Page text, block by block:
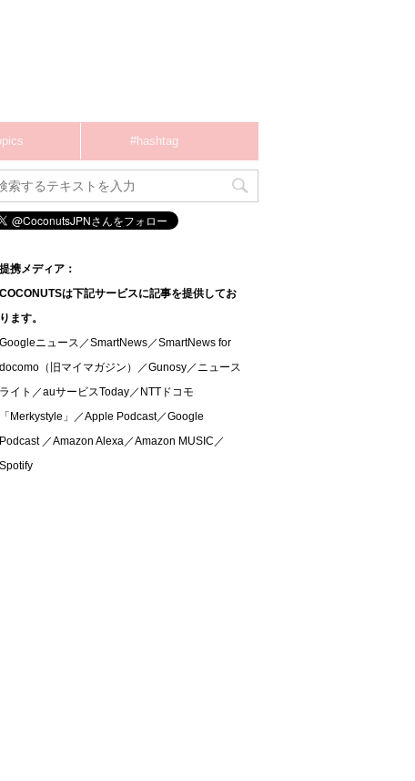
#hashtag
提携メディア：
COCONUTSは下記サービスに記事を提供してお
ります。
Googleニュース／SmartNews／SmartNews for
docomo（旧マイマガジン）／Gunosy／ニュース
ライト／auサービスToday／NTTドコモ
「Merkystyle」／Apple Podcast／Google
Podcast ／Amazon Alexa／Amazon MUSIC／
Spotify